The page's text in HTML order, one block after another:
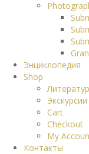
Энциклопедия
Shop
Экскурсии
Cart
Checkout
My
Контакты